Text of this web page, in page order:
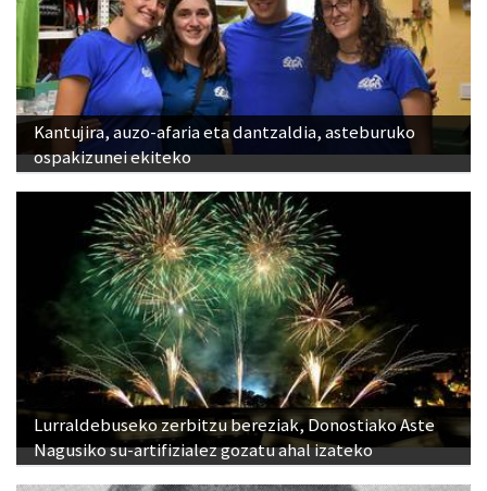
Kantujira, auzo-afaria eta dantzaldia, asteburuko
ospakizunei ekiteko
Lurraldebuseko zerbitzu bereziak, Donostiako Aste
Nagusiko su-artifizialez gozatu ahal izateko